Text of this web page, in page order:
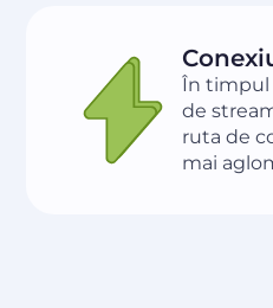
În timpul
de
ruta de
mai